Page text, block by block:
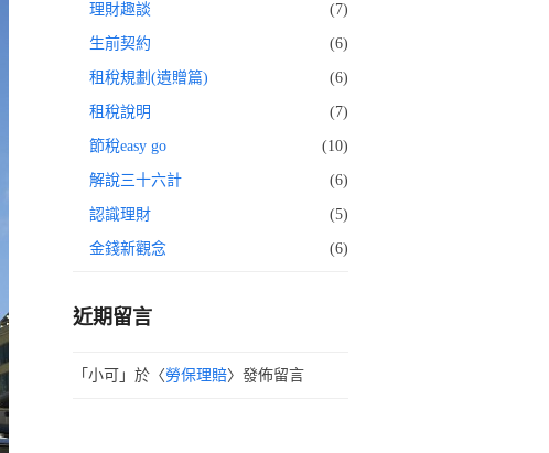
理財趣談 (7)
生前契約 (6)
租稅規劃(遺贈篇) (6)
租稅說明 (7)
節稅easy go (10)
解說三十六計 (6)
認識理財 (5)
金錢新觀念 (6)
近期留言
「 小可 」於〈勞保理賠〉發佈留言